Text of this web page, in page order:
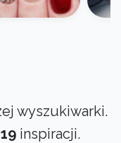
wyszukiwarki.
inspiracji.